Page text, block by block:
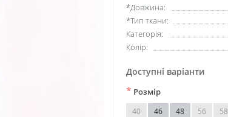
*Довжина:
*Тип ткани:
Категорія:
Колір:
Доступні варіанти
* Розмір
40 46 48 56 58